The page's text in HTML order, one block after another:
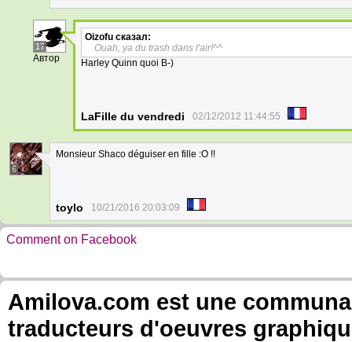
17
Автор
Oizofu сказал:
Ouah, ya du trash dans l'air!^^
Harley Quinn quoi B-)
LaFille du vendredi 02/12/2012 11:44:55
6
Monsieur Shaco déguiser en fille :O !!
toylo 10/21/2016 20:03:09
Comment on Facebook
Amilova.com est une
traducteurs d'oeuvres